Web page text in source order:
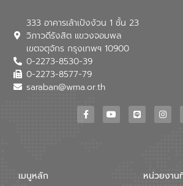
333 อาคารเล้าเป้งง้วน 1 ชั้น 23
วิภาวดีรังสิต แขวงจอมพล
เขตจตุจักร กรุงเทพฯ 10900
0-2273-8530-39
0-2273-8577-79
saraban@wma.or.th
เมนูหลัก หน่วยงาน